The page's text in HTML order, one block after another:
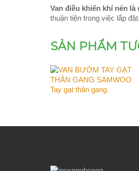
Van điều khiển khí nén
thuận tiện trong việc lắp
SẢN PHẨM